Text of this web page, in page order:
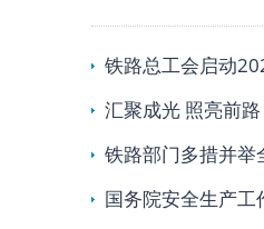
铁路总工会启动
汇聚成光 照亮前路
铁路部门多措并举
国务院安全生产